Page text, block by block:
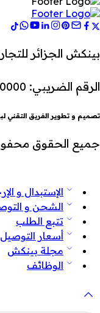
بينكش الجزائر
الرقم الضريبي: 18629010332518400000
تصميم و تطوير الفريق التقني
جميع الحقوق
الإستبدال و
الشحن و
تتبع الطلب
أسعار التوصيل
مجلة بينكش
الوظائف